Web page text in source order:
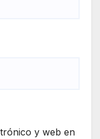
y web en